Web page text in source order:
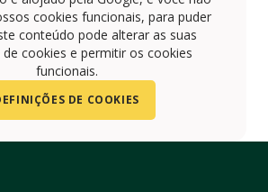
cookies funcionais, para puder
conteúdo pode alterar as suas
cookies e permitir os cookies
funcionais.
DE COOKIES